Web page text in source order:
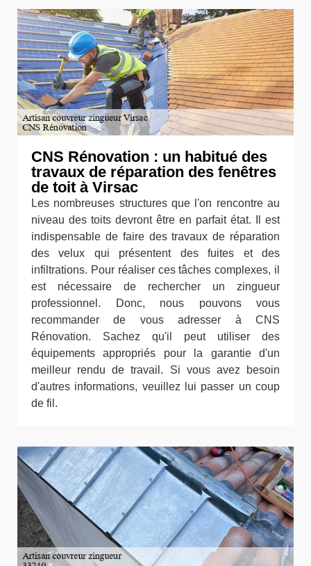
CNS Rénovation : un habitué des
travaux de réparation des fenêtres
de toit à Virsac
Les nombreuses structures que l'on rencontre au
niveau des toits devront être en parfait état. Il est
indispensable de faire des travaux de réparation
des velux qui présentent des fuites et des
infiltrations. Pour réaliser ces tâches complexes, il
est nécessaire de rechercher un zingueur
professionnel. Donc, nous pouvons vous
recommander de vous adresser à CNS
Rénovation. Sachez qu'il peut utiliser des
équipements appropriés pour la garantie d'un
meilleur rendu de travail. Si vous avez besoin
d'autres informations, veuillez lui passer un coup
de fil.